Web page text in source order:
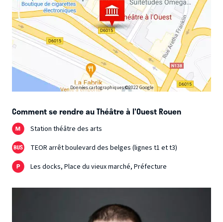
Données cartographiques ©2022 Google
Comment se rendre au Théâtre à l'Ouest Rouen
Station théâtre des arts
TEOR arrêt boulevard des belges (lignes t1 et t3)
Les docks, Place du vieux marché, Préfecture